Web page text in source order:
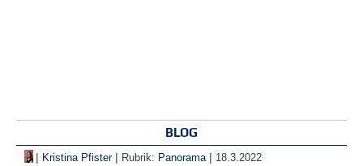
BLOG
| Kristina Pfister | Rubrik: Panorama | 18.3.2022